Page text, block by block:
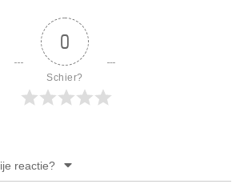
0
Schier?
reactie?